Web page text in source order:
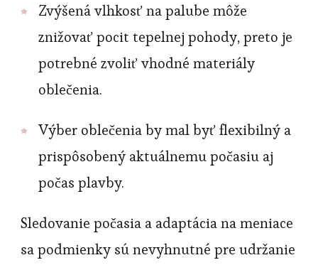
Zvýšená vlhkosť na palube môže
znižovať pocit tepelnej pohody, preto je
potrebné zvoliť vhodné materiály
oblečenia.
Výber oblečenia by mal byť flexibilný a
prispôsobený aktuálnemu počasiu aj
počas plavby.
Sledovanie počasia a adaptácia na meniace
sa podmienky sú nevyhnutné pre udržanie